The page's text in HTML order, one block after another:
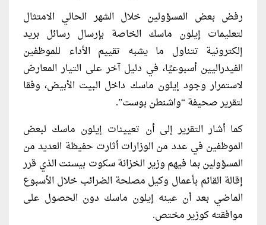
رفض بعض المسؤولين خلال الشهر الحالي الامتثال
لتعليمات إيلون ماسك الخاصة بإرسال رسائل بريد
إلكترونية تتناول ما يشبه تقييم الأداء للموظفين
الفيدراليين أسبوعيًا، في دليل آخر على التيار المعارض
لاستمرار وجود إيلون ماسك داخل البيت الأبيض، وفقا
لتقرير صحيفة “واشنطن بوست”.
كما أشار التقرير إلى أن تعيينات إيلون ماسك لبعض
الموظفين في عدد من الوزارات أثارت حفيظة العديد من
المسؤولين بما فيهم وزير الخزانة سكوت بيسنت الذي قرر
إقالة القائم بأعمال وكيل مصلحة الضرائب خلال الأسبوع
الماضي بعد أن عينه إيلون ماسك دون الحصول على
موافقته كوزير مختص.